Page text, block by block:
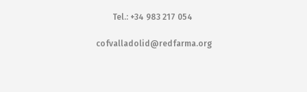
Tel.: +34 983 217 054
cofvalladolid@redfarma.org